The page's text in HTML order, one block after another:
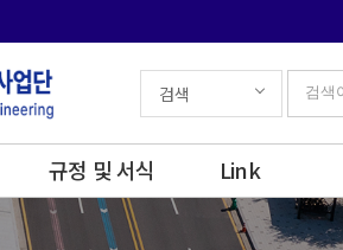
규정 및 서식 Link
검색 검색